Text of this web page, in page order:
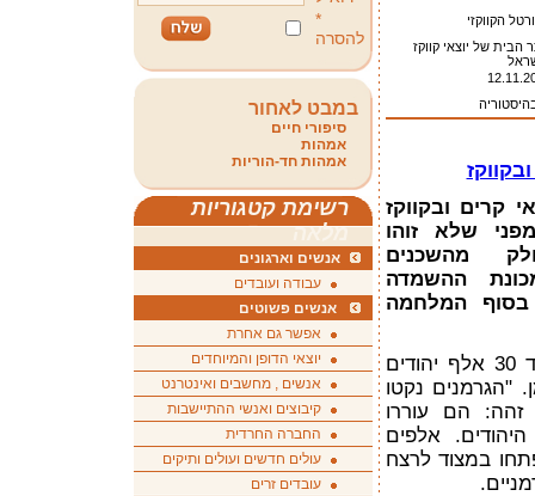
הקווקזי
הבית של יוצאי קווקז
ובקווקז
שלא זוהו
מהשכנים
ההשמדה
המלחמה
"על-פי הערכות, נרצחו בקווקז בלבד 30 אלף יהודים
"הגרמנים נקטו
זהה: הם עוררו
אלפים
במצוד לרצח
*
להסרה
במבט לאחור
סיפורי חיים
אמהות
אמהות חד-הוריות
רשימת קטגוריות
מלאה
אנשים וארגונים
עבודה ועובדים
אנשים פשוטים
אפשר גם אחרת
יוצאי הדופן והמיוחדים
אנשים , מחשבים ואינטרנט
קיבוצים ואנשי ההתיישבות
החברה החרדית
עולים חדשים ועולים ותיקים
עובדים זרים